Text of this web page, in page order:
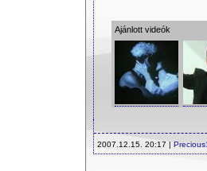
Ajánlott videók
2007.12.15. 20:17 |